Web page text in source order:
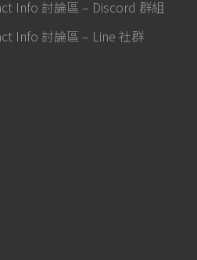
Info 討論區 – Discord 群組
Info 討論區 – Line 社群